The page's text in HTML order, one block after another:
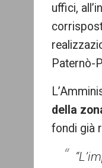
uffici,
Paternò-
della
fondi già